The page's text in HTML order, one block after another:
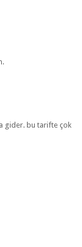
gider. bu tarifte çok